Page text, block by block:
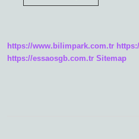
https://www.bilimpark.com.tr
https://essaosgb.com.tr Sitemap